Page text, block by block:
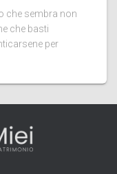
che sembra non
che basti
per